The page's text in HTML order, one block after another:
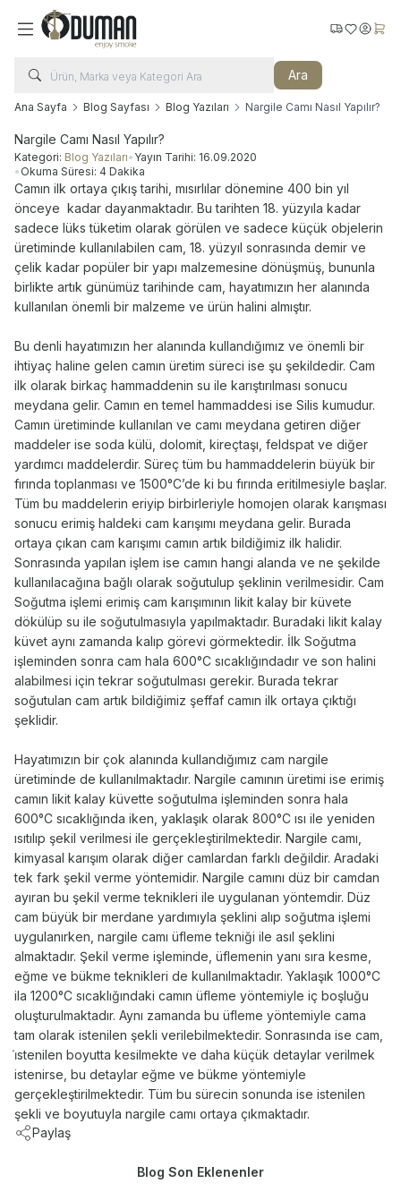
Ara
Kargo Takip
Favorilerim
Ana Sayfa Blog Sayfası Blog Yazıları Nargile Camı Nasıl Yapılır?
Nargile Camı Nasıl Yapılır?
Kategori: Blog Yazıları• Yayın Tarihi: 16.09.2020
• Okuma Süresi: 4 Dakika
Camın ilk ortaya çıkış tarihi, mısırlılar dönemine 400 bin yıl
önceye kadar dayanmaktadır. Bu tarihten 18. yüzyıla kadar
sadece lüks tüketim olarak görülen ve sadece küçük objelerin
üretiminde kullanılabilen cam, 18. yüzyıl sonrasında demir ve
çelik kadar popüler bir yapı malzemesine dönüşmüş, bununla
birlikte artık günümüz tarihinde cam, hayatımızın her alanında
kullanılan önemli bir malzeme ve ürün halini almıştır.
Bu denli hayatımızın her alanında kullandığımız ve önemli bir
ihtiyaç haline gelen camın üretim süreci ise şu şekildedir. Cam
ilk olarak birkaç hammaddenin su ile karıştırılması sonucu
meydana gelir. Camın en temel hammaddesi ise Silis kumudur.
Camın üretiminde kullanılan ve camı meydana getiren diğer
maddeler ise soda külü, dolomit, kireçtaşı, feldspat ve diğer
yardımcı maddelerdir. Süreç tüm bu hammaddelerin büyük bir
fırında toplanması ve 1500°C’de ki bu fırında eritilmesiyle başlar.
Tüm bu maddelerin eriyip birbirleriyle homojen olarak karışması
sonucu erimiş haldeki cam karışımı meydana gelir. Burada
ortaya çıkan cam karışımı camın artık bildiğimiz ilk halidir.
Sonrasında yapılan işlem ise camın hangi alanda ve ne şekilde
kullanılacağına bağlı olarak soğutulup şeklinin verilmesidir. Cam
Soğutma işlemi erimiş cam karışımının likit kalay bir küvete
dökülüp su ile soğutulmasıyla yapılmaktadır. Buradaki likit kalay
küvet aynı zamanda kalıp görevi görmektedir. İlk Soğutma
işleminden sonra cam hala 600°C sıcaklığındadır ve son halini
alabilmesi için tekrar soğutulması gerekir. Burada tekrar
soğutulan cam artık bildiğimiz şeffaf camın ilk ortaya çıktığı
şeklidir.
Hayatımızın bir çok alanında kullandığımız cam nargile
üretiminde de kullanılmaktadır. Nargile camının üretimi ise erimiş
camın likit kalay küvette soğutulma işleminden sonra hala
600°C sıcaklığında iken, yaklaşık olarak 800°C ısı ile yeniden
ısıtılıp şekil verilmesi ile gerçekleştirilmektedir. Nargile camı,
kimyasal karışım olarak diğer camlardan farklı değildir. Aradaki
tek fark şekil verme yöntemidir. Nargile camını düz bir camdan
ayıran bu şekil verme teknikleri ile uygulanan yöntemdir. Düz
cam büyük bir merdane yardımıyla şeklini alıp soğutma işlemi
uygulanırken, nargile camı üfleme tekniği ile asıl şeklini
almaktadır. Şekil verme işleminde, üflemenin yanı sıra kesme,
eğme ve bükme teknikleri de kullanılmaktadır. Yaklaşık 1000°C
ila 1200°C sıcaklığındaki camın üfleme yöntemiyle iç boşluğu
oluşturulmaktadır. Aynı zamanda bu üfleme yöntemiyle cama
tam olarak istenilen şekli verilebilmektedir. Sonrasında ise cam,
i̇stenilen boyutta kesilmekte ve daha küçük detaylar verilmek
istenirse, bu detaylar eğme ve bükme yöntemiyle
gerçekleştirilmektedir. Tüm bu sürecin sonunda ise istenilen
şekli ve boyutuyla nargile camı ortaya çıkmaktadır.
Paylaş
Blog Son Eklenenler